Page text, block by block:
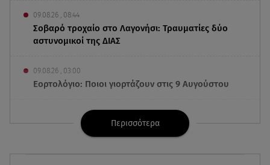
09.08.26 , 08:44
Σοβαρό τροχαίο στο Λαγονήσι: Τραυματίες δύο
αστυνομικοί της ΔΙΑΣ
09.08.26 , 03:00
Εορτολόγιο: Ποιοι γιορτάζουν στις 9 Αυγούστου
Αττική: Μπαράζ διαρρήξεων – Λεία 70.000 ευρώ
από μεζονέτα
Περισσότερα